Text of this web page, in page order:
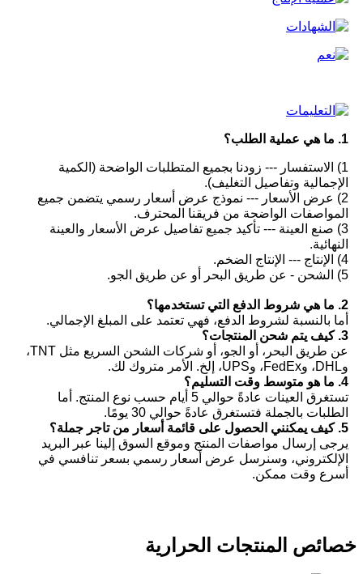
1. ما هي عملية الطلب؟
1) الاستفسار --- زودنا بجميع المتطلبات الواضحة (الكمية
الإجمالية وتفاصيل التغليف).
2) عرض الأسعار --- نموذج عرض أسعار رسمي يتضمن جميع
المواصفات الواضحة من فريقنا المحترف.
3) صنع العينة --- تأكيد جميع تفاصيل عرض الأسعار والعينة
النهائية.
4) الإنتاج --- الإنتاج الضخم.
5) الشحن - عن طريق البحر أو عن طريق الجو.
2. ما هي شروط الدفع التي تستخدمها؟
أما بالنسبة لشروط الدفع، فهي تعتمد على المبلغ الإجمالي.
3. كيف يتم شحن المنتجات؟
عن طريق البحر، أو الجو، أو شركات الشحن السريع مثل TNT،
وDHL، وFedEx، وUPS، إلخ. الأمر متروك لك.
4. ما هو متوسط ​​وقت التسليم؟
تستغرق العينات عادةً حوالي 5 أيام حسب نوع المنتج. أما
الطلبات بالجملة فتستغرق عادةً حوالي 30 يومًا.
5. كيف يمكنني الحصول على قائمة أسعار من تاجر جملة؟
يرجى إرسال مواصفات المنتج وموقع السوق إلينا عبر البريد
الإلكتروني، وسنرسل عرض أسعار رسمي بسعر تنافسي في
أسرع وقت ممكن.
خصائص المنتجات الحرارية